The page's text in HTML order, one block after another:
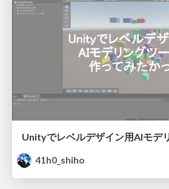
41h0_shiho